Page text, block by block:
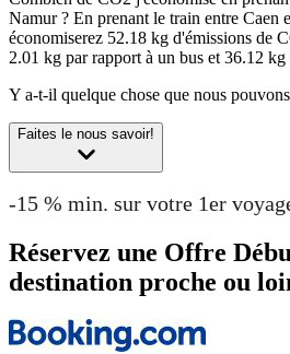
Namur ? En prenant le train entre Caen
économiserez 52.18 kg d'émissions de
2.01 kg par rapport à un bus et 36.12
Y a-t-il quelque chose que nous
Faites le nous savoir!
-15 % min. sur votre 1er
Réservez une Offre
destination proche ou